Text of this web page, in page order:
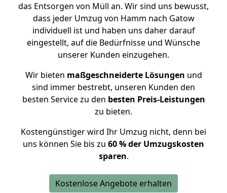
das Entsorgen von Müll an. Wir sind uns bewusst,
dass jeder Umzug von Hamm nach Gatow
individuell ist und haben uns daher darauf
eingestellt, auf die Bedürfnisse und Wünsche
unserer Kunden einzugehen.
Wir bieten maßgeschneiderte Lösungen und
sind immer bestrebt, unseren Kunden den
besten Service zu den besten Preis-Leistungen
zu bieten.
Kostengünstiger wird Ihr Umzug nicht, denn bei
uns können Sie bis zu 60 % der Umzugskosten
sparen.
Kostenlose Angebote erhalten